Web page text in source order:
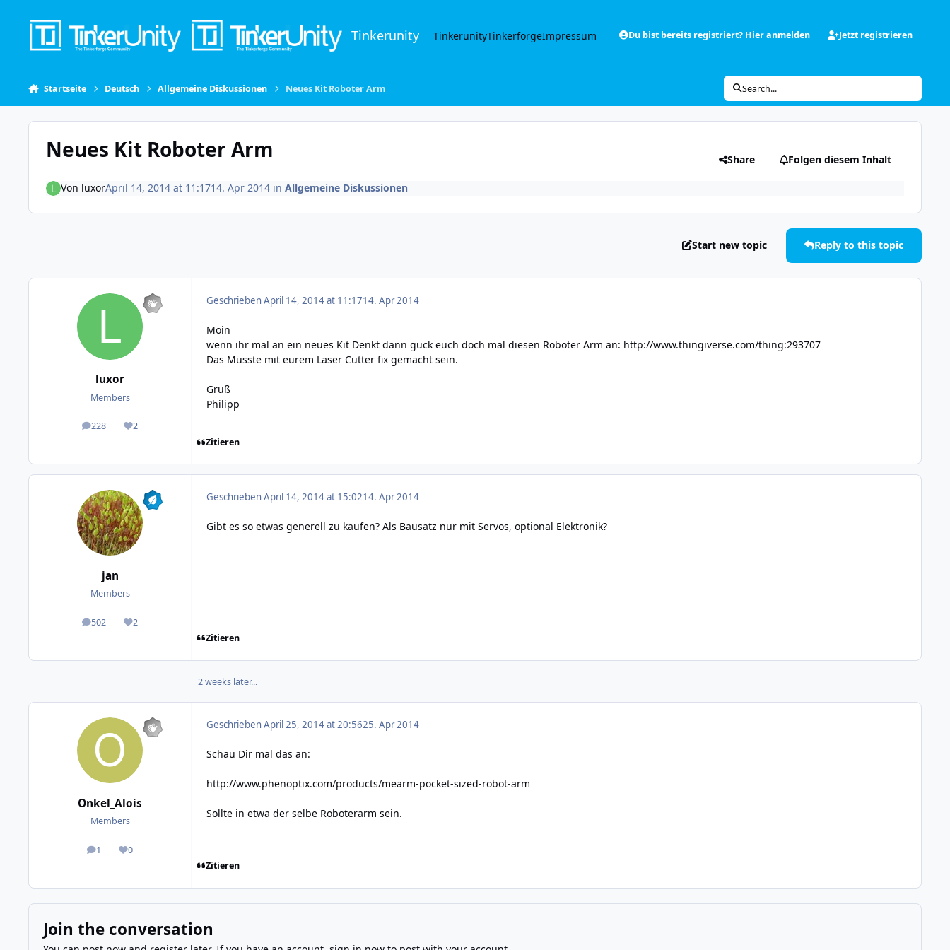
Tinkerunity TinkerunityTinkerforgeImpressum Du bist bereits registriert? Hier anmelden Jetzt registrieren
Startseite Deutsch Allgemeine Diskussionen Neues Kit Roboter Arm Search...
Neues Kit Roboter Arm Share Folgen diesem Inhalt
Von luxorApril 14, 2014 at 11:1714. Apr 2014in Allgemeine Diskussionen
Start new topic Reply to this topic
luxor
Members
228
posts 2
Reputation
GeschriebenApril 14, 2014 at 11:1714. Apr 2014
Moin
wenn ihr mal an ein neues Kit Denkt dann guck euch doch mal diesen Roboter Arm an: http://www.thingiverse.com/thing:293707
Das Müsste mit eurem Laser Cutter fix gemacht sein.
Gruß
Philipp
Zitieren
jan
Members
502
posts 2
Reputation
GeschriebenApril 14, 2014 at 15:0214. Apr 2014
Gibt es so etwas generell zu kaufen? Als Bausatz nur mit Servos, optional Elektronik?
Zitieren
2 weeks later...
Onkel_Alois
Members
1
posts 0
Reputation
GeschriebenApril 25, 2014 at 20:5625. Apr 2014
Schau Dir mal das an:
http://www.phenoptix.com/products/mearm-pocket-sized-robot-arm
Sollte in etwa der selbe Roboterarm sein.
Zitieren
Join the conversation